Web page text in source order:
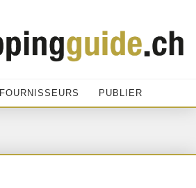
FOURNISSEURS PUBLIER